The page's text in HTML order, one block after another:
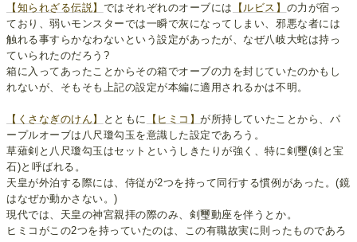
【知られざる伝説】 ではそれぞれのオーブには 【ルビス】 の力が宿っ
ており、弱いモンスターでは一瞬で灰になってしまい、邪悪な者には
触れる事すらかなわないという設定があったが、なぜ八岐大蛇は持っ
ていられたのだろう?
箱に入ってあったことからその箱でオーブの力を封じていたのかもし
れないが、そもそも上記の設定が本編に適用されるかは不明。
【くさなぎのけん】 とともに 【ヒミコ】が所持していたことから、パ
ープルオーブは八尺瓊勾玉を意識した設定であろう。
草薙剣と八尺瓊勾玉はセットというしきたりが強く、特に剣璽(剣と宝
石)と呼ばれる。
天皇が外泊する際には、侍従が2つを持って同行する慣例があった。(鏡
はなぜか動かさない。)
現代では、天皇の神宮親拝の際のみ、剣璽動座を伴うとか。
ヒミコがこの2つを持っていたのは、この有職故実に則ったものであろ